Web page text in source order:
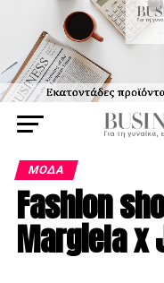
ΜΌΔΑ
Fashion
Margiela x